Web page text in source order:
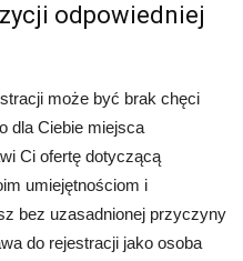
odpowiedniej
może być brak chęci
dla Ciebie miejsca
Ci ofertę dotyczącą
umiejętnościom i
bez uzasadnionej przyczyny
do rejestracji jako osoba